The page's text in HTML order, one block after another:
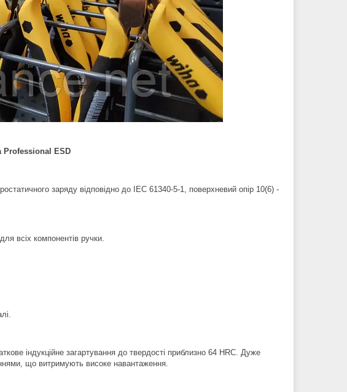
Professional ESD
заряду відповідно до IEC 61340-5-1, поверхневий опір 10(6) -
всіх компонентів ручки.
індукційне загартування до твердості приблизно 64 HRC. Дуже
що витримують високе навантаження.